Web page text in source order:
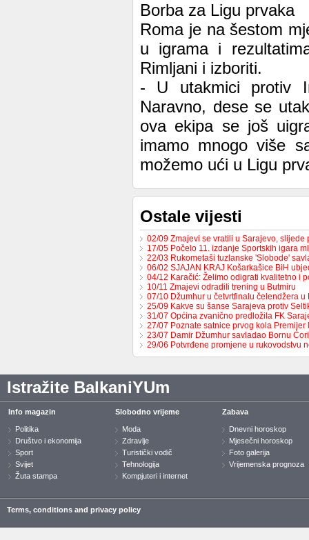
Borba za Ligu prvaka
Roma je na šestom
u igrama i
Rimljani i izboriti.
- U utakmici protiv
Naravno, dese se
ova ekipa se još
imamo mnogo više
možemo ući u Ligu
Ostale vijesti
02/09 Zmajevi se vratili u Sarajevo,
17/05 Počelo 11. izdanje Sportskih igara
22/03 Rukometaši tuzlanske 'Slobode'
06/02 SJAJAN KRAJ Košarkašice BiH
04/12 Karačić: Želimo odigrati kvalitetno i
10/11 Zmajevi odradili trening u Butmiru
07/10 Džumhur u četvrtfinalu čelendžera u
25/09 Kakve su šanse Sarajeva protiv
31/07 Općina zvanično predložila FK
27/07 Poznate satnice prvog kola
23/07 Damir Džumhur savladao Bornu
29/06 Potvrđene promjene u rukovodstvu
Istražite BalkaniYUm
Info magazin
Politika
Društvo i ekonomija
Sport
Svijet
Žuta stampa
Slobodno vrijeme
Moda
Zdravlje
Turistički vodič
Tehnologija
Kompjuteri i internet
Zabava
Dnevni horoskop
Mjesečni horoskop
Foto galerija
Vrijemenska prognoza
Terms, conditions and privacy policy